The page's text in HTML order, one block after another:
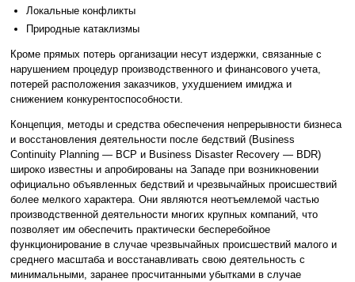
Локальные конфликты
Природные катаклизмы
Кроме прямых потерь организации несут издержки, связанные с
нарушением процедур производственного и финансового учета,
потерей расположения заказчиков, ухудшением имиджа и
снижением конкурентоспособности.
Концепция, методы и средства обеспечения непрерывности бизнеса
и восстановления деятельности после бедствий (Business
Continuity Planning — BCP и Business Disaster Recovery — BDR)
широко известны и апробированы на Западе при возникновении
официально объявленных бедствий и чрезвычайных происшествий
более мелкого характера. Они являются неотъемлемой частью
производственной деятельности многих крупных компаний, что
позволяет им обеспечить практически бесперебойное
функционирование в случае чрезвычайных происшествий малого и
среднего масштаба и восстанавливать свою деятельность с
минимальными, заранее просчитанными убытками в случае